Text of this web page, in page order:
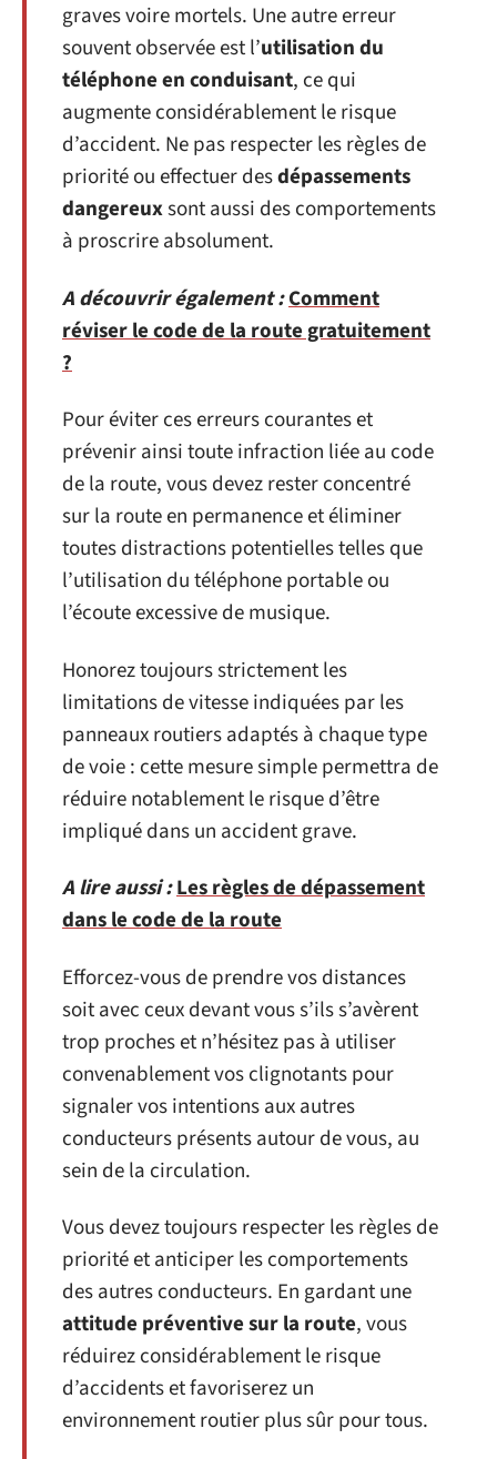
graves voire mortels. Une autre erreur
souvent observée est l’utilisation du
téléphone en conduisant, ce qui
augmente considérablement le risque
d’accident. Ne pas respecter les règles de
priorité ou effectuer desdépassements
dangereuxsont aussi des comportements
à proscrire absolument.
A découvrir également :Comment
réviser le code de la route gratuitement
?
Pour éviter ces erreurs courantes et
prévenir ainsi toute infraction liée au code
de la route, vous devez rester concentré
sur la route en permanence et éliminer
toutes distractions potentielles telles que
l’utilisation du téléphone portable ou
l’écoute excessive de musique.
Honorez toujours strictement les
limitations de vitesse indiquées par les
panneaux routiers adaptés à chaque type
de voie : cette mesure simple permettra de
réduire notablement le risque d’être
impliqué dans un accident grave.
A lire aussi :Les règles de dépassement
dans le code de la route
Efforcez-vous de prendre vos distances
soit avec ceux devant vous s’ils s’avèrent
trop proches et n’hésitez pas à utiliser
convenablement vos clignotants pour
signaler vos intentions aux autres
conducteurs présents autour de vous, au
sein de la circulation.
Vous devez toujours respecter les règles de
priorité et anticiper les comportements
des autres conducteurs. En gardant une
attitude préventive sur la route, vous
réduirez considérablement le risque
d’accidents et favoriserez un
environnement routier plus sûr pour tous.